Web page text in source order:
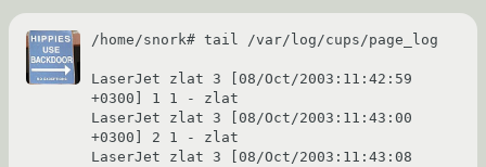
/home/snork# tail /var/log/cups/page_log
LaserJet zlat 3 [08/Oct/2003:11:42:59
+0300] 1 1 - zlat
LaserJet zlat 3 [08/Oct/2003:11:43:00
+0300] 2 1 - zlat
LaserJet zlat 3 [08/Oct/2003:11:43:08